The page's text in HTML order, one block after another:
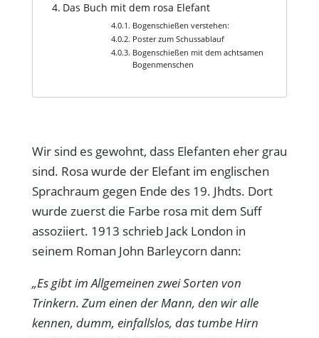
Das Buch mit dem rosa Elefant
Bogenschießen verstehen:
Poster zum Schussablauf
Bogenschießen mit dem achtsamen
Bogenmenschen
Wir sind es gewohnt, dass Elefanten eher grau
sind. Rosa wurde der Elefant im englischen
Sprachraum gegen Ende des 19. Jhdts. Dort
wurde zuerst die Farbe rosa mit dem Suff
assoziiert. 1913 schrieb Jack London in
seinem Roman John Barleycorn dann:
„Es gibt im Allgemeinen zwei Sorten von
Trinkern. Zum einen der Mann, den wir alle
kennen, dumm, einfallslos, das tumbe Hirn